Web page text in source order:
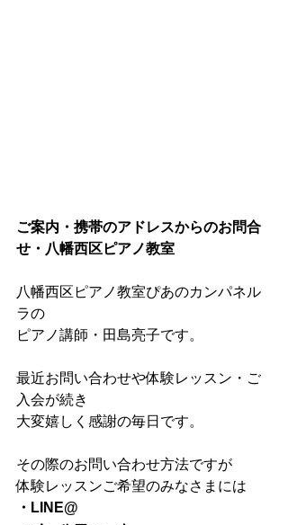
ご案内・携帯のアドレスからのお問合
せ・八幡西区ピアノ教室
八幡西区ピアノ教室ぴあのカンパネル
ラの
ピアノ講師・田島亮子です。
最近お問い合わせや体験レッスン・ご
入会が続き
大変嬉しく感謝の毎日です。
その際のお問い合わせ方法ですが
体験レッスンご希望のみなさまには
・LINE@